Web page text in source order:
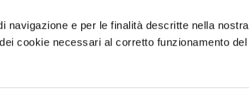
navigazione e per le finalità descritte nella nostra
cookie necessari al corretto funzionamento del
Copertina